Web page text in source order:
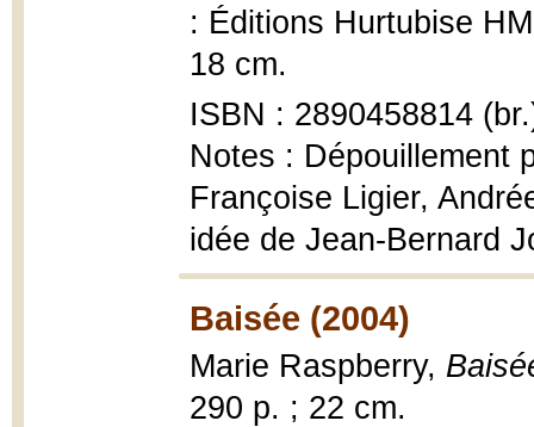
: Éditions Hurtubise
18 cm.
ISBN : 2890458814
Notes : Dépouillement
Françoise Ligier,
idée de Jean-Bernard
Baisée (2004)
Marie Raspberry,
290 p. ; 22 cm.